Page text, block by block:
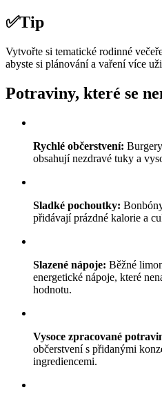
✅Tip
Vytvořte si tematické rodinné
abyste si plánování a vaření více
Potraviny, které se
Rychlé občerstvení:
obsahují nezdravé tuky a
Sladké pochoutky:
přidávají prázdné kalorie a
Slazené nápoje: Běžné
energetické nápoje, které
hodnotu.
Vysoce zpracované
občerstvení s přidanými
ingrediencemi.